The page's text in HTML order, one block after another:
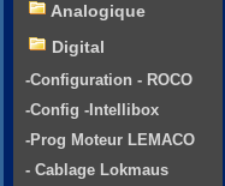
Analogique
Digital
-Configuration - ROCO
-Config -Intellibox
-Prog Moteur LEMACO
- Cablage Lokmaus